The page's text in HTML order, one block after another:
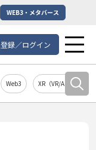
WEB3・メタバース
録／ログイン
Web3 XR（VR/AR/MR）